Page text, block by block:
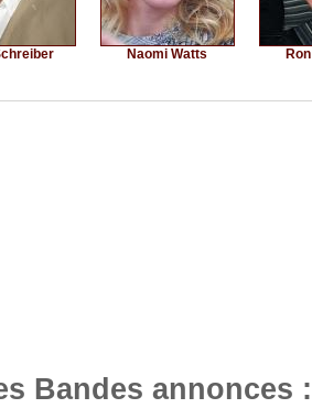
Naomi Watts
Bandes annonces